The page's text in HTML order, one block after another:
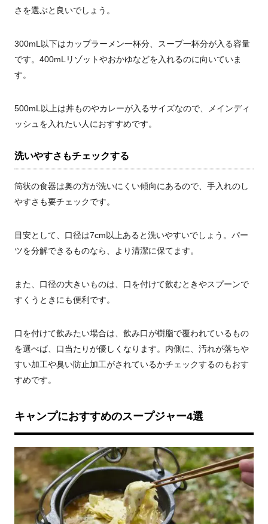
さを選ぶと良いでしょう。
300mL以下はカップラーメン一杯分、スープ一杯分が入る容量
です。400mLリゾットやおかゆなどを入れるのに向いていま
す。
500mL以上は丼ものやカレーが入るサイズなので、メインディ
ッシュを入れたい人におすすめです。
洗いやすさもチェックする
筒状の食器は奥の方が洗いにくい傾向にあるので、手入れのし
やすさも要チェックです。
目安として、口径は7cm以上あると洗いやすいでしょう。パー
ツを分解できるものなら、より清潔に保てます。
また、口径の大きいものは、口を付けて飲むときやスプーンで
すくうときにも便利です。
口を付けて飲みたい場合は、飲み口が樹脂で覆われているもの
を選べば、口当たりが優しくなります。内側に、汚れが落ちや
すい加工や臭い防止加工がされているかチェックするのもおす
すめです。
キャンプにおすすめのスープジャー4選